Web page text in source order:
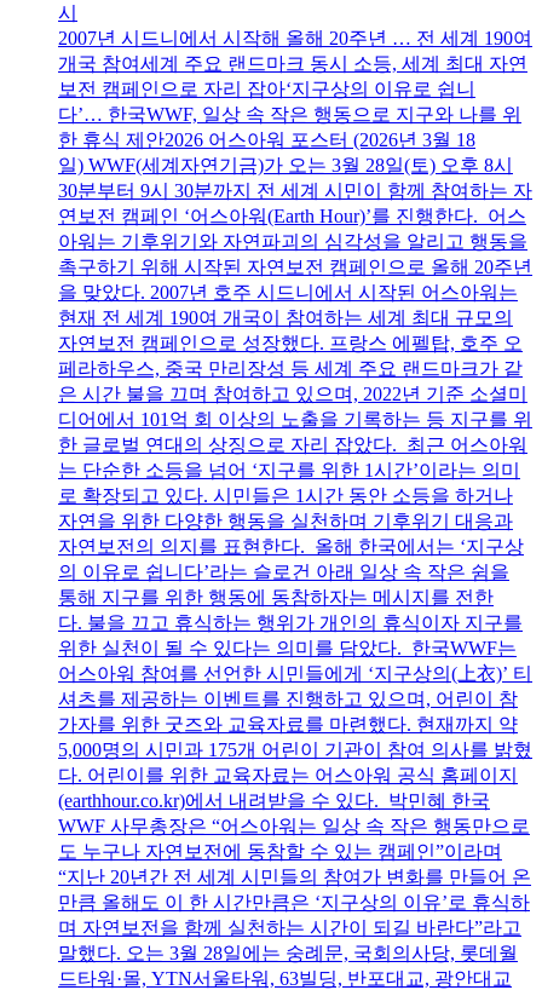
시
2007년 시드니에서 시작해 올해 20주년 … 전 세계 190여
개국 참여세계 주요 랜드마크 동시 소등, 세계 최대 자연
보전 캠페인으로 자리 잡아‘지구상의 이유로 쉽니
다’… 한국WWF, 일상 속 작은 행동으로 지구와 나를 위
한 휴식 제안2026 어스아워 포스터 (2026년 3월 18
일) WWF(세계자연기금)가 오는 3월 28일(토) 오후 8시
30분부터 9시 30분까지 전 세계 시민이 함께 참여하는 자
연보전 캠페인 ‘어스아워(Earth Hour)’를 진행한다. 어스
아워는 기후위기와 자연파괴의 심각성을 알리고 행동을
촉구하기 위해 시작된 자연보전 캠페인으로 올해 20주년
을 맞았다. 2007년 호주 시드니에서 시작된 어스아워는
현재 전 세계 190여 개국이 참여하는 세계 최대 규모의
자연보전 캠페인으로 성장했다. 프랑스 에펠탑, 호주 오
페라하우스, 중국 만리장성 등 세계 주요 랜드마크가 같
은 시간 불을 끄며 참여하고 있으며, 2022년 기준 소셜미
디어에서 101억 회 이상의 노출을 기록하는 등 지구를 위
한 글로벌 연대의 상징으로 자리 잡았다. 최근 어스아워
는 단순한 소등을 넘어 ‘지구를 위한 1시간’이라는 의미
로 확장되고 있다. 시민들은 1시간 동안 소등을 하거나
자연을 위한 다양한 행동을 실천하며 기후위기 대응과
자연보전의 의지를 표현한다. 올해 한국에서는 ‘지구상
의 이유로 쉽니다’라는 슬로건 아래 일상 속 작은 쉼을
통해 지구를 위한 행동에 동참하자는 메시지를 전한
다. 불을 끄고 휴식하는 행위가 개인의 휴식이자 지구를
위한 실천이 될 수 있다는 의미를 담았다. 한국WWF는
어스아워 참여를 선언한 시민들에게 ‘지구상의(上衣)’ 티
셔츠를 제공하는 이벤트를 진행하고 있으며, 어린이 참
가자를 위한 굿즈와 교육자료를 마련했다. 현재까지 약
5,000명의 시민과 175개 어린이 기관이 참여 의사를 밝혔
다. 어린이를 위한 교육자료는 어스아워 공식 홈페이지
(earthhour.co.kr)에서 내려받을 수 있다. 박민혜 한국
WWF 사무총장은 “어스아워는 일상 속 작은 행동만으로
도 누구나 자연보전에 동참할 수 있는 캠페인”이라며
“지난 20년간 전 세계 시민들의 참여가 변화를 만들어 온
만큼 올해도 이 한 시간만큼은 ‘지구상의 이유’로 휴식하
며 자연보전을 함께 실천하는 시간이 되길 바란다”라고
말했다. 오는 3월 28일에는 숭례문, 국회의사당, 롯데월
드타워·몰, YTN서울타워, 63빌딩, 반포대교, 광안대교